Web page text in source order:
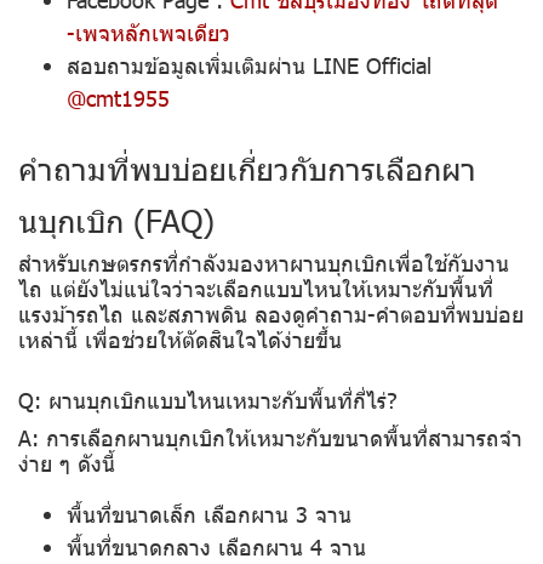
-เพจหลักเพจเดียว
สอบถามข้อมูลเพิ่มเติมผ่าน LINE Official
@cmt1955
คำถามที่พบบ่อยเกี่ยวกับการเลือกผา
นบุกเบิก (FAQ)
สำหรับเกษตรกรที่กำลังมองหาผานบุกเบิกเพื่อใช้กับงาน
ไถ แต่ยังไม่แน่ใจว่าจะเลือกแบบไหนให้เหมาะกับพื้นที่
แรงม้ารถไถ และสภาพดิน ลองดูคำถาม-คำตอบที่พบบ่อย
เหล่านี้ เพื่อช่วยให้ตัดสินใจได้ง่ายขึ้น
Q: ผานบุกเบิกแบบไหนเหมาะกับพื้นที่กี่ไร่?
A: การเลือกผานบุกเบิกให้เหมาะกับขนาดพื้นที่สามารถจำ
ง่าย ๆ ดังนี้
พื้นที่ขนาดเล็ก เลือกผาน 3 จาน
พื้นที่ขนาดกลาง เลือกผาน 4 จาน